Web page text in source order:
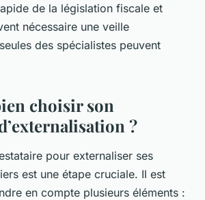
de la législation fiscale et
nécessaire une veille
des spécialistes peuvent
choisir son
?
pour externaliser ses
est une étape cruciale. Il est
en compte plusieurs éléments :